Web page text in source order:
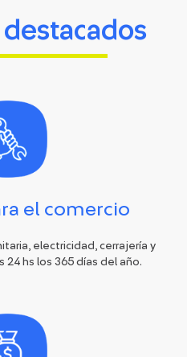
el comercio
electricidad, cerrajería y
24 hs los 365 días del año.